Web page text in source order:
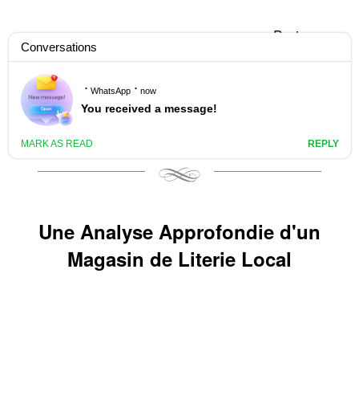
+33 658358352
Panier
Découvrez la literie Dépôt La
Courneuve: large choix et prix
compétitifs
Une Analyse Approfondie d'un
Magasin de Literie Local